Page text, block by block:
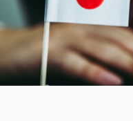
コラム
利用者の声
無料ご相談